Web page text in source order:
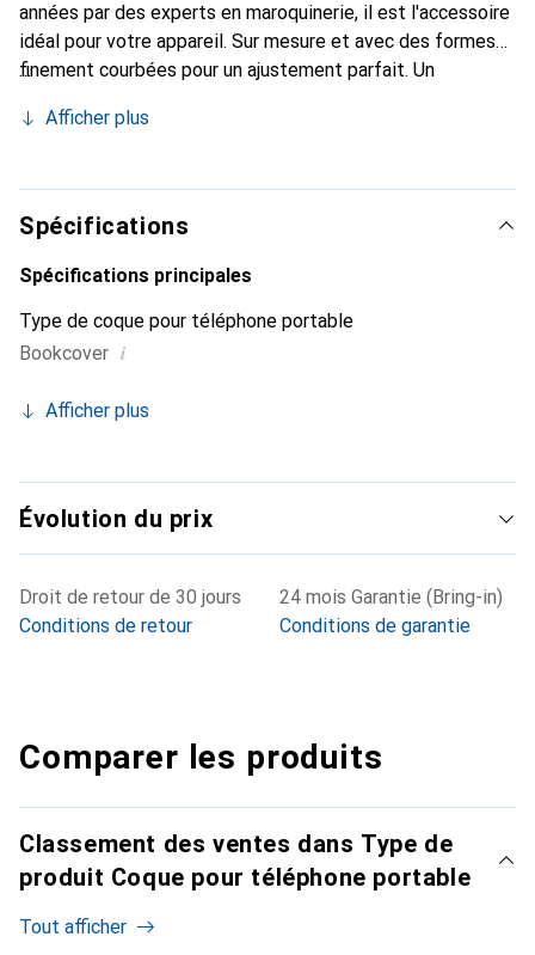
années par des experts en maroquinerie, il est l'accessoire
idéal pour votre appareil. Sur mesure et avec des formes
finement courbées pour un ajustement parfait. Un
smartphone. La marque Noreve est reconnue
constitue toujours un bon choix pour le client exigeant.
Afficher plus
Spécifications
Spécifications principales
Type de coque pour téléphone portable
Bookcover i
Afficher plus
Évolution du prix
Droit de retour de 30 jours
Conditions de retour
24 mois Garantie (Bring-in)
Conditions de garantie
Comparer les produits
Classement des ventes dans Type de
produit Coque pour téléphone portable
Tout afficher